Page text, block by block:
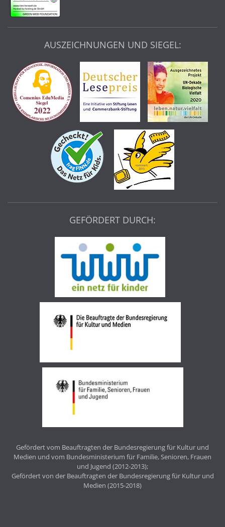
AUSZEICHNUNGEN UND SIEGEL:
GEFÖRDERT DURCH:
Gefördert vom Beauftragten der Bundesregierung für Kultur und
Medien und vom Bundesministerium für Familie, Senioren, Frauen
und Jugend (2012-2013);
Gefördert von der Beauftragten der Bundesregierung für Kultur und
Medien (2015-2018)